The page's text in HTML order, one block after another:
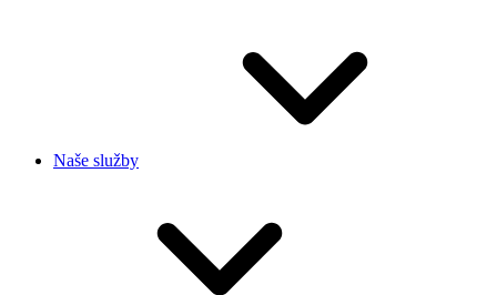
Naše služby